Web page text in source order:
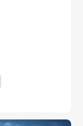
de la mode.
à la
commerces
persuadés